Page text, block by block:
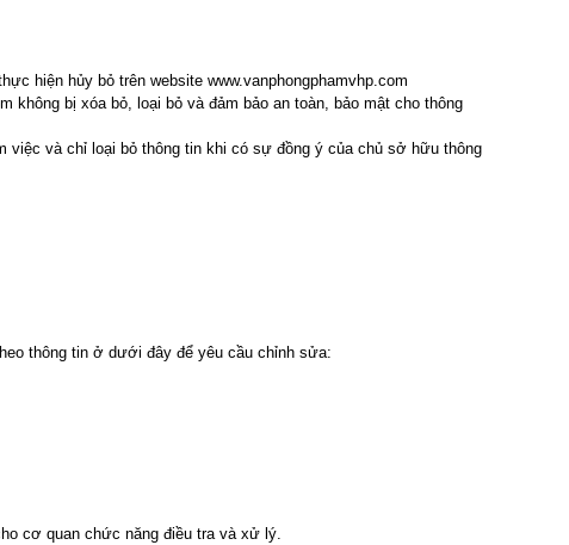
hiện hủy bỏ trên website www.vanphongphamvhp.com
không bị xóa bỏ, loại bỏ và đảm bảo an toàn, bảo mật cho thông
việc và chỉ loại bỏ thông tin khi có sự đồng ý của chủ sở hữu thông
thông tin ở dưới đây để yêu cầu chỉnh sửa:
cơ quan chức năng điều tra và xử lý.